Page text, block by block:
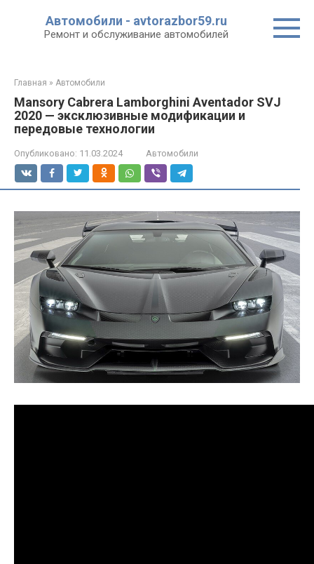
Автомобили - avtorazbor59.ru
Ремонт и обслуживание автомобилей
Главная » Автомобили
Mansory Cabrera Lamborghini Aventador SVJ
2020 — эксклюзивные модификации и
передовые технологии
Опубликовано: 11.03.2024 Автомобили